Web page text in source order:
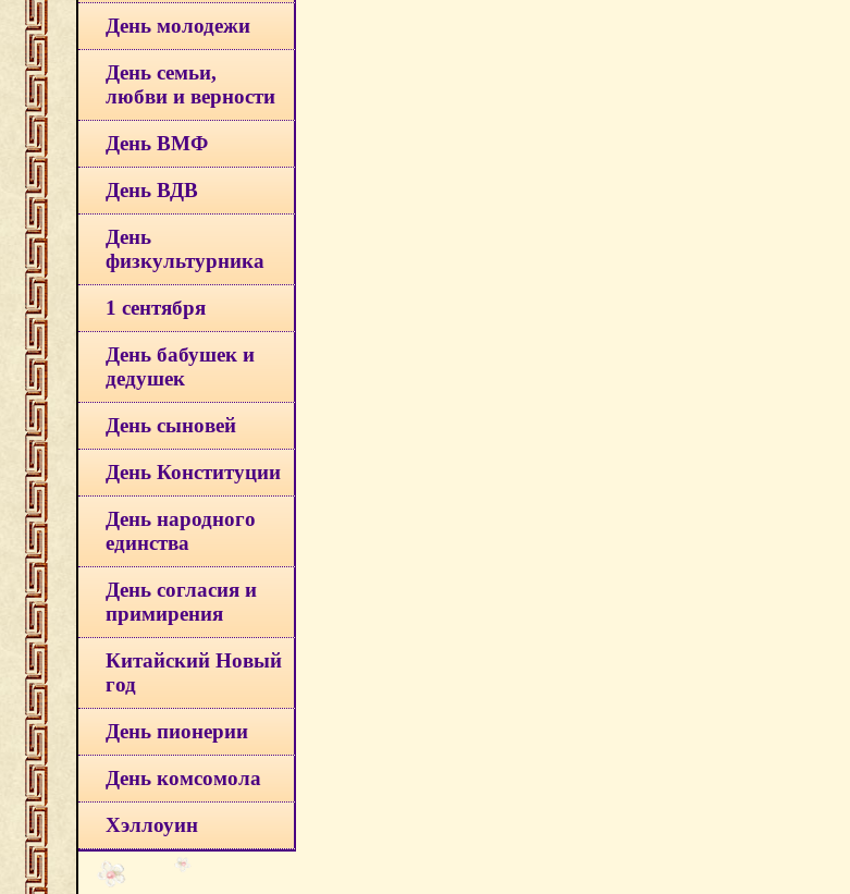
День молодежи
День семьи,
любви и верности
День ВМФ
День ВДВ
День
физкультурника
1 сентября
День бабушек и
дедушек
День сыновей
День Конституции
День народного
единства
День согласия и
примирения
Китайский Новый
год
День пионерии
День комсомола
Хэллоуин